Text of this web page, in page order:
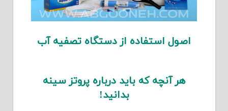
اصول استفاده از دستگاه تصفیه آب
هر آنچه که باید درباره پروتز سینه
بدانید!